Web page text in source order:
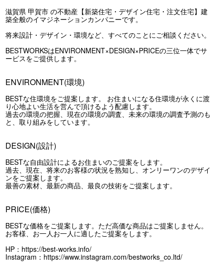
滋賀県 甲賀市 の不動産【新築住宅・デザイン住宅・注文住宅】建
築全般のイマジネーションカンパニーです。
将来設計・デザイン・環境など、すべてのことにご相談ください。
BESTWORKSはENVIRONMENT×DESIGN×PRICEの三位一体でサ
ービスをご提供します。
ENVIRONMENT(環境)
BESTな住環境をご提案します。 お住まいになる住環境が永くに渡
り心地よい生活を営んで頂けるよう配慮します。
過去の環境の把握、現在の環境の調査、未来の環境の調査予測のも
と、取り組みをしています。
DESIGN(設計)
BESTな自由設計によるお住まいのご提案をします。
過去、現在、将来のお客様の状況を熟知し、オンリーワンのデザイ
ンをご提案します。
最善の素材、最新の商品、最良の技術をご提案します。
PRICE(価格)
BESTな価格をご提案します。ただ高価な商品はご提案しません。
お客様、お一人お一人に適したご提案をします。
HP： https://best-works.info/
Instagram： https://www.instagram.com/bestworks_co.ltd/